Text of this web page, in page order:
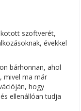
szoftverét,
évekkel
bárhonnan, ahol
mivel ma már
hogy
ellenállóan tudja